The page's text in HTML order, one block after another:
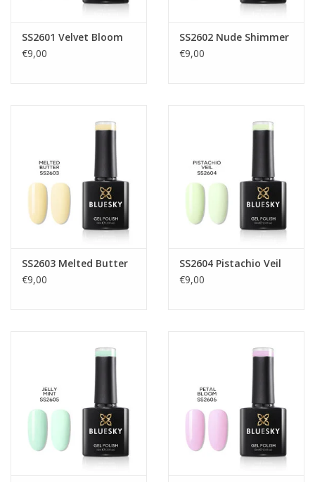
SS2601 Velvet Bloom
€9,00
SS2602 Nude Shimmer
€9,00
SS2603 Melted Butter
€9,00
SS2604 Pistachio Veil
€9,00